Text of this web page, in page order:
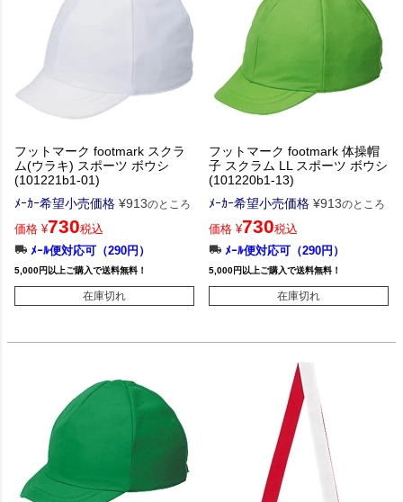
フットマーク footmark スクラ
ム(ウラキ) スポーツ ボウシ
(101221b1-01)
ﾒｰｶｰ希望小売価格 ¥913のところ
価格 ¥730税込
ﾒｰﾙ便対応可（290円）
5,000円以上ご購入で送料無料！
在庫切れ
フットマーク footmark 体操帽
子 スクラム LL スポーツ ボウシ
(101220b1-13)
ﾒｰｶｰ希望小売価格 ¥913のところ
価格 ¥730税込
ﾒｰﾙ便対応可（290円）
5,000円以上ご購入で送料無料！
在庫切れ